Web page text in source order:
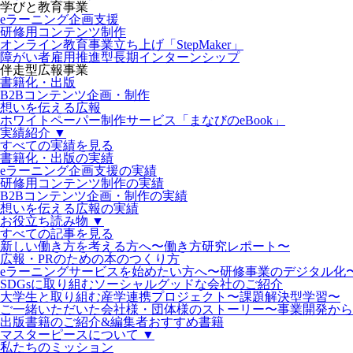
学びと教育事業
eラーニング企画支援
研修用コンテンツ制作
オンライン教育事業立ち上げ「StepMaker」
障がい者雇用推進型長期インターンシップ
伴走型広報事業
書籍化・出版
B2Bコンテンツ企画・制作
想いを伝える広報
ホワイトペーパー制作サービス「まなびのeBook」
実績紹介 ▼
すべての実績を見る
書籍化・出版の実績
eラーニング企画支援の実績
研修用コンテンツ制作の実績
B2Bコンテンツ企画・制作の実績
想いを伝える広報の実績
お役立ち読み物 ▼
すべての記事を見る
新しい働き方を考える方へ〜働き方研究レポート〜
広報・PRのための本のつくり方
eラーニングサービスを始めたい方へ〜研修事業のデジタル化
SDGsに取り組むソーシャルグッドな会社のご紹介
大学生と取り組む産学連携プロジェクト〜課題解決型学習〜
ご一緒いただいた会社様・団体様のストーリー〜事業開発か
出版書籍のご紹介&編集者おすすめ書籍
マスターピースについて ▼
私たちのミッション